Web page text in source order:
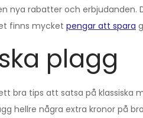
nya rabatter och erbjudanden.
finns mycket pengar att spara
plagg
bra tips att satsa på klassiska
hellre några extra kronor på